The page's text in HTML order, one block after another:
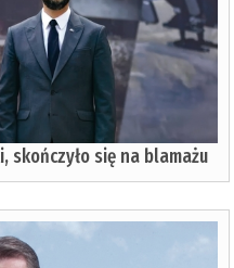
skończyło się na blamażu